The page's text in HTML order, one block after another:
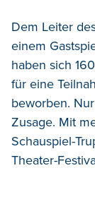
Dem Leiter
einem
haben sich
für eine
beworben.
Zusage. Mit
Schauspiel-
Theater-